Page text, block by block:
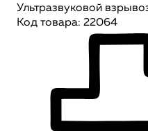
Ультразвуковой
Код товара: 22064